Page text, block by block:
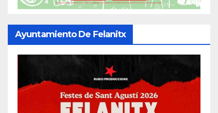
Ayuntamiento De Felanitx